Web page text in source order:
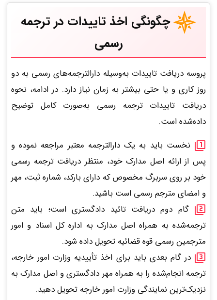
چگونگی اخذ تاییدات در ترجمه
رسمی
پروسه دریافت تاییدات به‌وسیله دارالترجمه‌های رسمی به دو
روز کاری و یا حتی بیشتر به زمان نیاز دارد. در ادامه، نحوه
دریافت تاییدات ترجمه رسمی به‌صورت کامل توضیح
داده‌شده است.
نخست باید به یک دارالترجمه معتبر مراجعه نموده و
پس از ارائه اصل مدارک خود، منتظر دریافت ترجمه رسمی
خود بر روی سربرگ مخصوص که دارای بارکد، شماره ثبت، مهر
و امضای مترجم رسمی است باشید.
گام دوم دریافت تائید دادگستری است؛ باید متن
ترجمه‌شده به همراه اصل مدارک به اداره کل اسناد و امور
مترجمین رسمی قوه قضائیه تحویل داده شود.
در گام بعدی باید برای اخذ تأییدیه وزارت امور خارجه،
ترجمه انجام‌شده را به همراه مهر دادگستری و اصل مدارک به
نزدیک‌ترین نمایندگی وزارت امور خارجه تحویل دهید.